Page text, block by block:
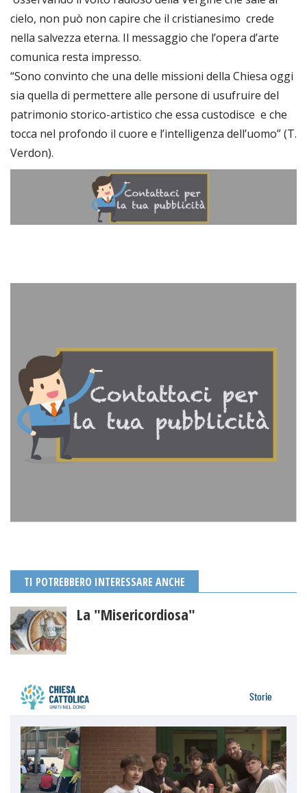
cielo, non può non capire che il cristianesimo crede
nella salvezza eterna. Il messaggio che l’opera d’arte
comunica resta impresso.
“Sono convinto che una delle missioni della Chiesa oggi
sia quella di permettere alle persone di usufruire del
patrimonio storico-artistico che essa custodisce e che
tocca nel profondo il cuore e l’intelligenza dell’uomo” (T.
Verdon).
TI POTREBBERO INTERESSARE ANCHE
La "Misericordiosa"